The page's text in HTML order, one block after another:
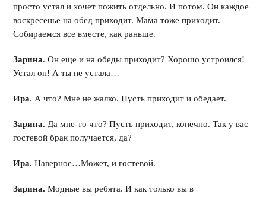
просто устал и хочет пожить отдельно. И потом. Он каждое
воскресенье на обед приходит. Мама тоже приходит.
Собираемся все вместе, как раньше.
Зарина. Он еще и на обеды приходит? Хорошо устроился!
Устал он! А ты не устала…
Ира. А что? Мне не жалко. Пусть приходит и обедает.
Зарина. Да мне-то что? Пусть приходит, конечно. Так у вас
гостевой брак получается, да?
Ира. Наверное…Может, и гостевой.
Зарина. Модные вы ребята. И как только вы в